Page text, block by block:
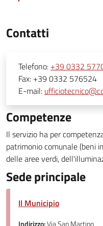
Contatti
Telefono: +39 0332
Fax: +39 0332 576524
E-mail:
Competenze
Il servizio ha per
patrimonio comunale (beni
delle aree verdi,
Sede principale
Il Municipio